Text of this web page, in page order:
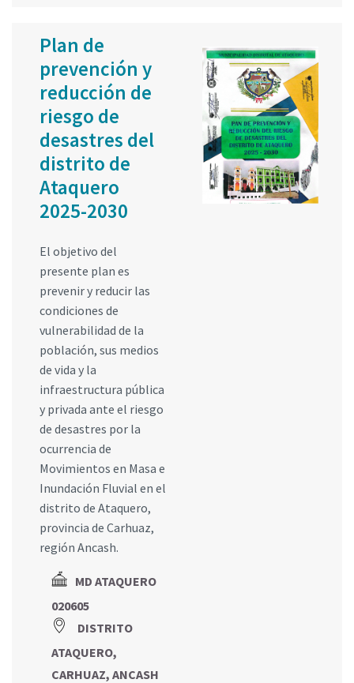
Plan de
prevención y
reducción de
riesgo de
desastres del
distrito de
Ataquero
2025-2030
El objetivo del
presente plan es
prevenir y reducir las
condiciones de
vulnerabilidad de la
población, sus medios
de vida y la
infraestructura pública
y privada ante el riesgo
de desastres por la
ocurrencia de
Movimientos en Masa e
Inundación Fluvial en el
distrito de Ataquero,
provincia de Carhuaz,
región Ancash.
MD ATAQUERO
020605
DISTRITO
ATAQUERO,
CARHUAZ, ANCASH